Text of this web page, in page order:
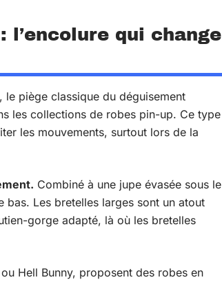
qui change
piège classique du déguisement
les collections de robes pin-up. Ce type
les mouvements, surtout lors de la
Combiné à une jupe évasée sous le
Les bretelles larges sont un atout
gorge adapté, là où les bretelles
Hell Bunny, proposent des robes en